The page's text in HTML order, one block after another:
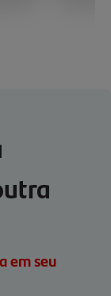
em seu